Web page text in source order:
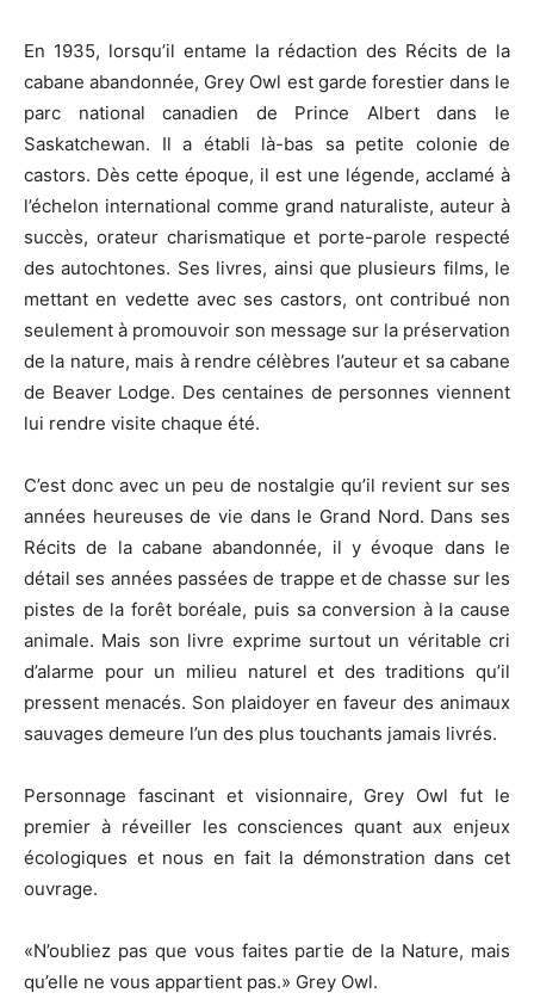
En 1935, lorsqu’il entame la rédaction des Récits de la
cabane abandonnée, Grey Owl est garde forestier dans le
parc national canadien de Prince Albert dans le
Saskatchewan. Il a établi là-bas sa petite colonie de
castors. Dès cette époque, il est une légende, acclamé à
l’échelon international comme grand naturaliste, auteur à
succès, orateur charismatique et porte-parole respecté
des autochtones. Ses livres, ainsi que plusieurs films, le
mettant en vedette avec ses castors, ont contribué non
seulement à promouvoir son message sur la préservation
de la nature, mais à rendre célèbres l’auteur et sa cabane
de Beaver Lodge. Des centaines de personnes viennent
lui rendre visite chaque été.
C’est donc avec un peu de nostalgie qu’il revient sur ses
années heureuses de vie dans le Grand Nord. Dans ses
Récits de la cabane abandonnée, il y évoque dans le
détail ses années passées de trappe et de chasse sur les
pistes de la forêt boréale, puis sa conversion à la cause
animale. Mais son livre exprime surtout un véritable cri
d’alarme pour un milieu naturel et des traditions qu’il
pressent menacés. Son plaidoyer en faveur des animaux
sauvages demeure l’un des plus touchants jamais livrés.
Personnage fascinant et visionnaire, Grey Owl fut le
premier à réveiller les consciences quant aux enjeux
écologiques et nous en fait la démonstration dans cet
ouvrage.
«N’oubliez pas que vous faites partie de la Nature, mais
qu’elle ne vous appartient pas.» Grey Owl.